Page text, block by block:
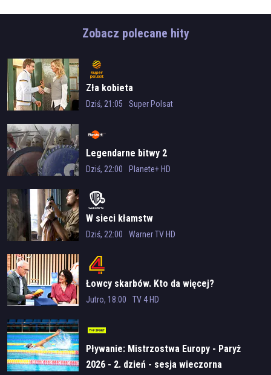
Zobacz polecane hity
Zła kobieta
Dziś, 21:05 Super Polsat
Legendarne bitwy 2
Dziś, 22:00 Planete+ HD
W sieci kłamstw
Dziś, 22:00 Warner TV HD
Łowcy skarbów. Kto da więcej?
Jutro, 18:00 TV 4 HD
Pływanie: Mistrzostwa Europy - Paryż
2026 - 2. dzień - sesja wieczorna